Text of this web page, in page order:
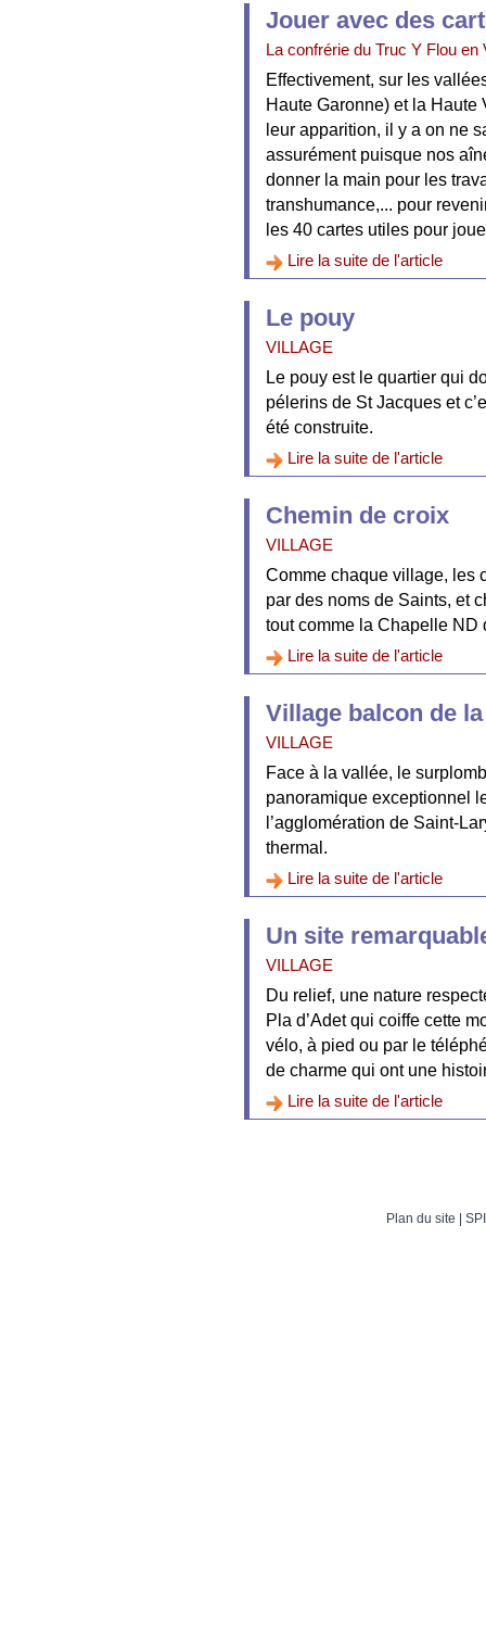
Jouer avec des
La confrérie du Truc Y Flou en
Effectivement, sur les
Haute Garonne) et la Haute
leur apparition, il y a on ne
assurément puisque nos
donner la main pour les
transhumance,... pour
les 40 cartes utiles pour
Lire la suite de l'article
Le pouy
VILLAGE
Le pouy est le quartier qui
pélerins de St Jacques et
été construite.
Lire la suite de l'article
Chemin de croix
VILLAGE
Comme chaque village, les
par des noms de Saints, et
tout comme la Chapelle ND
Lire la suite de l'article
Village balcon de
VILLAGE
Face à la vallée, le
panoramique exceptionnel
l’agglomération de Saint-
thermal.
Lire la suite de l'article
Un site
VILLAGE
Du relief, une nature
Pla d’Adet qui coiffe cette
vélo, à pied ou par le
de charme qui ont une
Lire la suite de l'article
Plan du site |